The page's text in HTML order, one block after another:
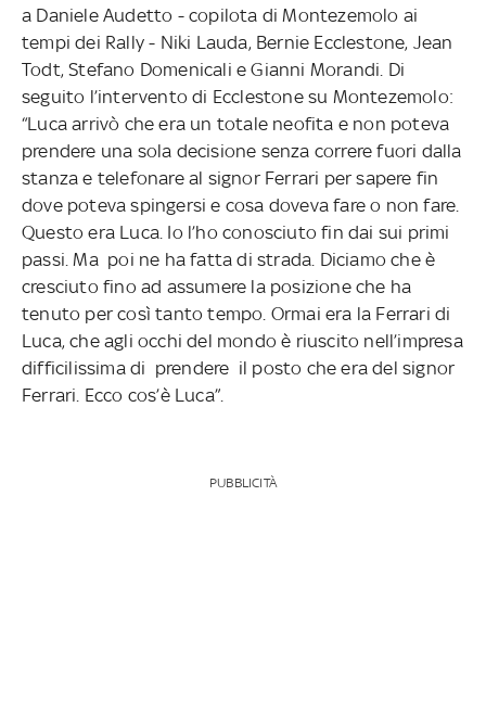
a Daniele Audetto - copilota di Montezemolo ai
tempi dei Rally - Niki Lauda, Bernie Ecclestone, Jean
Todt, Stefano Domenicali e Gianni Morandi. Di
seguito l’intervento di Ecclestone su Montezemolo:
“Luca arrivò che era un totale neofita e non poteva
prendere una sola decisione senza correre fuori dalla
stanza e telefonare al signor Ferrari per sapere fin
dove poteva spingersi e cosa doveva fare o non fare.
Questo era Luca. Io l’ho conosciuto fin dai sui primi
passi. Ma poi ne ha fatta di strada. Diciamo che è
cresciuto fino ad assumere la posizione che ha
tenuto per così tanto tempo. Ormai era la Ferrari di
Luca, che agli occhi del mondo è riuscito nell’impresa
difficilissima di prendere il posto che era del signor
Ferrari. Ecco cos’è Luca”.
PUBBLICITÀ